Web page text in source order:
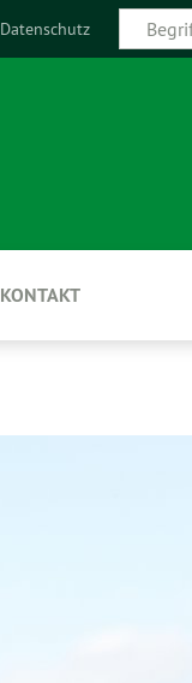
Datenschutz
KONTAKT